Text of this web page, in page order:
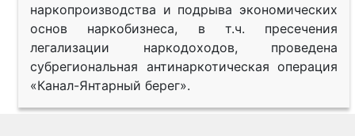
наркопроизводства и подрыва экономических
основ наркобизнеса, в т.ч. пресечения
легализации наркодоходов, проведена
субрегиональная антинаркотическая операция
«Канал-Янтарный берег».